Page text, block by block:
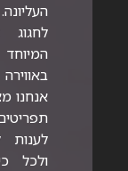
אנחנו
לענות
ולכל